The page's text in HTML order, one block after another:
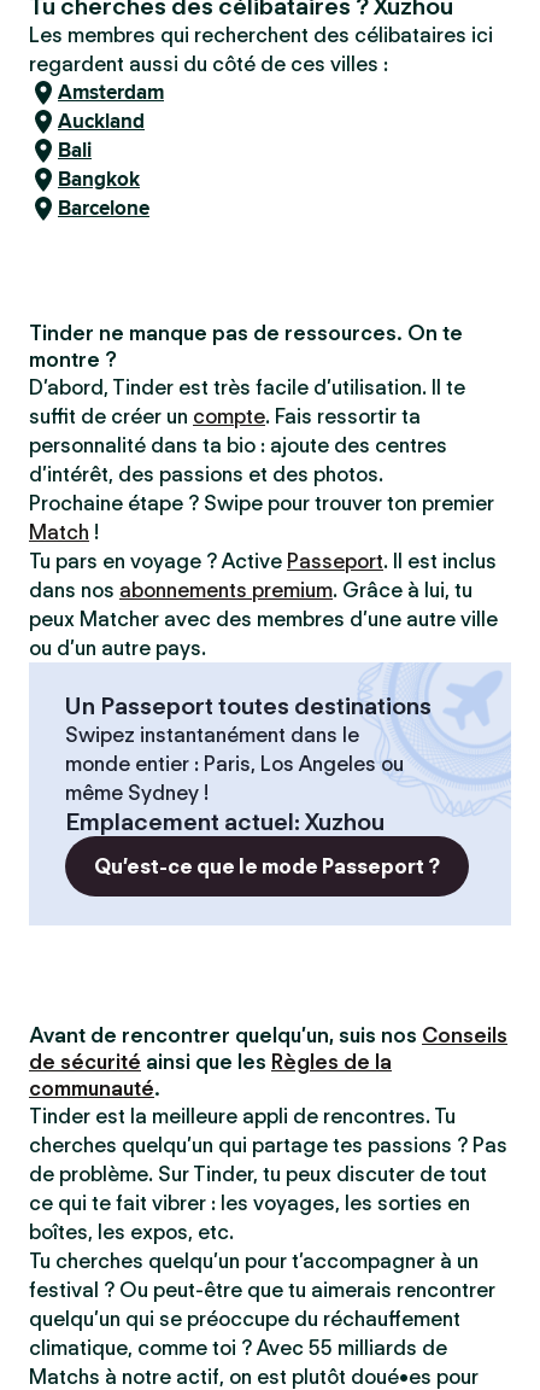
Tu cherches des célibataires ? Xuzhou
Les membres qui recherchent des célibataires ici
regardent aussi du côté de ces villes :
Amsterdam
Auckland
Bali
Bangkok
Barcelone
Tinder ne manque pas de ressources. On te
montre ?
D’abord, Tinder est très facile d’utilisation. Il te
suffit de créer un compte. Fais ressortir ta
personnalité dans ta bio : ajoute des centres
d’intérêt, des passions et des photos.
Prochaine étape ? Swipe pour trouver ton premier
Match !
Tu pars en voyage ? Active Passeport. Il est inclus
dans nos abonnements premium. Grâce à lui, tu
peux Matcher avec des membres d’une autre ville
ou d’un autre pays.
Un Passeport toutes destinations
Swipez instantanément dans le
monde entier : Paris, Los Angeles ou
même Sydney !
Emplacement actuel: Xuzhou
Qu’est-ce que le mode Passeport ?
Avant de rencontrer quelqu’un, suis nos Conseils
de sécurité ainsi que les Règles de la
communauté.
Tinder est la meilleure appli de rencontres. Tu
cherches quelqu’un qui partage tes passions ? Pas
de problème. Sur Tinder, tu peux discuter de tout
ce qui te fait vibrer : les voyages, les sorties en
boîtes, les expos, etc.
Tu cherches quelqu’un pour t’accompagner à un
festival ? Ou peut-être que tu aimerais rencontrer
quelqu’un qui se préoccupe du réchauffement
climatique, comme toi ? Avec 55 milliards de
Matchs à notre actif, on est plutôt doué•es pour